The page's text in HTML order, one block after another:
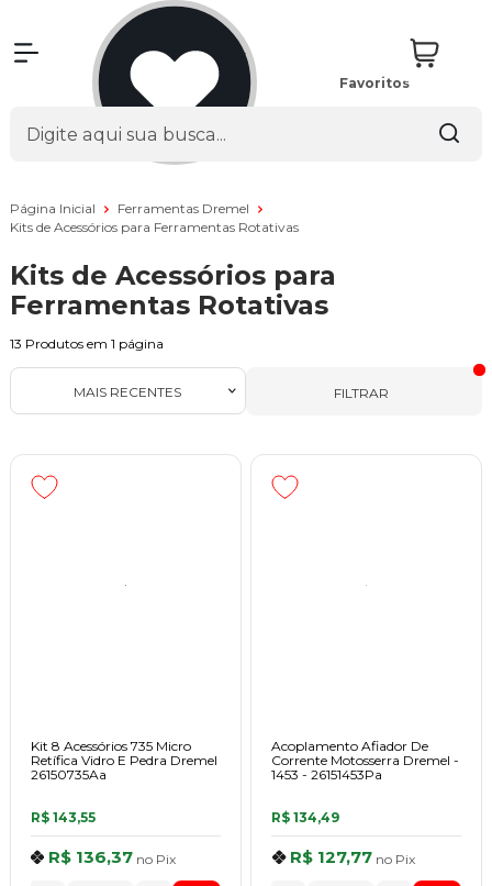
Favoritos
Página Inicial
Ferramentas Dremel
Kits de Acessórios para Ferramentas Rotativas
Kits de Acessórios para
Ferramentas Rotativas
13 Produtos em 1 página
FILTRAR
MAIS RECENTES
Kit 8 Acessórios 735 Micro
Retífica Vidro E Pedra Dremel
26150735Aa
R$ 143,55
R$ 136,37 no Pix
Acoplamento Afiador De
Corrente Motosserra Dremel -
1453 - 26151453Pa
R$ 134,49
R$ 127,77 no Pix